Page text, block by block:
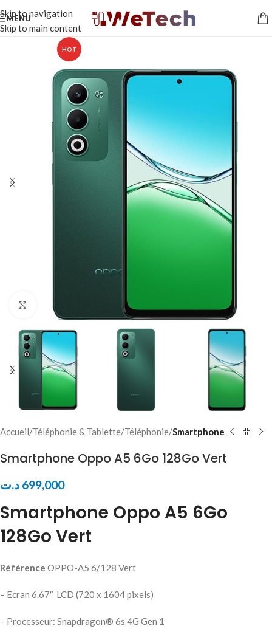
Skip to navigation
Skip to main content
MENU
HOT
Accueil Téléphonie & Tablette Téléphonie Smartphone
Smartphone Oppo A5 6Go 128Go Vert
699,000 د.ت
Smartphone Oppo A5 6Go
128Go Vert
Référence OPPO-A5 6/128 Vert
– Ecran 6.67″ LCD (720 x 1604 pixels)
– Processeur: Snapdragon® 6s 4G Gen 1